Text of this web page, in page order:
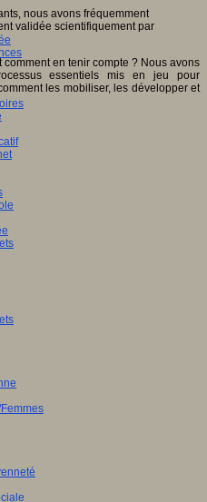
nous avons fréquemment
validée scientifiquement par
en tenir compte ? Nous avons
essentiels mis en jeu pour
les mobiliser, les développer et